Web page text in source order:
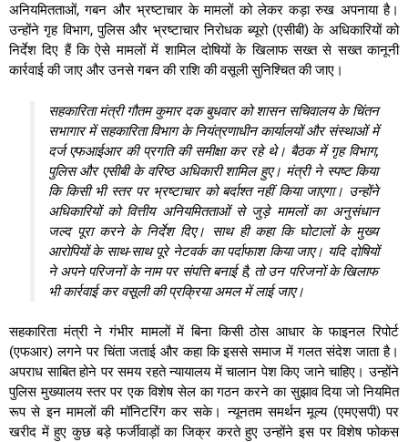
अनियमितताओं, गबन और भ्रष्टाचार के मामलों को लेकर कड़ा रुख अपनाया है।
उन्होंने गृह विभाग, पुलिस और भ्रष्टाचार निरोधक ब्यूरो (एसीबी) के अधिकारियों को
निर्देश दिए हैं कि ऐसे मामलों में शामिल दोषियों के खिलाफ सख्त से सख्त कानूनी
कार्रवाई की जाए और उनसे गबन की राशि की वसूली सुनिश्चित की जाए।
सहकारिता मंत्री गौतम कुमार दक बुधवार को शासन सचिवालय के चिंतन
सभागार में सहकारिता विभाग के नियंत्रणाधीन कार्यालयों और संस्थाओं में
दर्ज एफआईआर की प्रगति की समीक्षा कर रहे थे। बैठक में गृह विभाग,
पुलिस और एसीबी के वरिष्ठ अधिकारी शामिल हुए। मंत्री ने स्पष्ट किया
कि किसी भी स्तर पर भ्रष्टाचार को बर्दाश्त नहीं किया जाएगा। उन्होंने
अधिकारियों को वित्तीय अनियमितताओं से जुड़े मामलों का अनुसंधान
जल्द पूरा करने के निर्देश दिए। साथ ही कहा कि घोटालों के मुख्य
आरोपियों के साथ-साथ पूरे नेटवर्क का पर्दाफाश किया जाए। यदि दोषियों
ने अपने परिजनों के नाम पर संपत्ति बनाई है, तो उन परिजनों के खिलाफ
भी कार्रवाई कर वसूली की प्रक्रिया अमल में लाई जाए।
सहकारिता मंत्री ने गंभीर मामलों में बिना किसी ठोस आधार के फाइनल रिपोर्ट
(एफआर) लगने पर चिंता जताई और कहा कि इससे समाज में गलत संदेश जाता है।
अपराध साबित होने पर समय रहते न्यायालय में चालान पेश किए जाने चाहिए। उन्होंने
पुलिस मुख्यालय स्तर पर एक विशेष सेल का गठन करने का सुझाव दिया जो नियमित
रूप से इन मामलों की मॉनिटरिंग कर सके। न्यूनतम समर्थन मूल्य (एमएसपी) पर
खरीद में हुए कुछ बड़े फर्जीवाड़ों का जिक्र करते हुए उन्होंने इस पर विशेष फोकस